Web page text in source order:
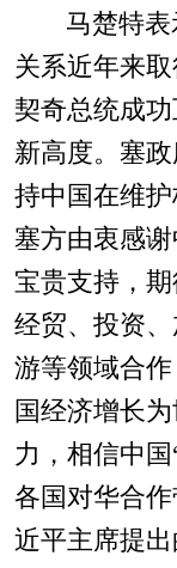
马楚特
关系近年来
契奇总统成
新高度。塞
持中国在维护
塞方由衷感
宝贵支持，
经贸、投资
游等领域合
国经济增长
力，相信中
各国对华合
近平主席提